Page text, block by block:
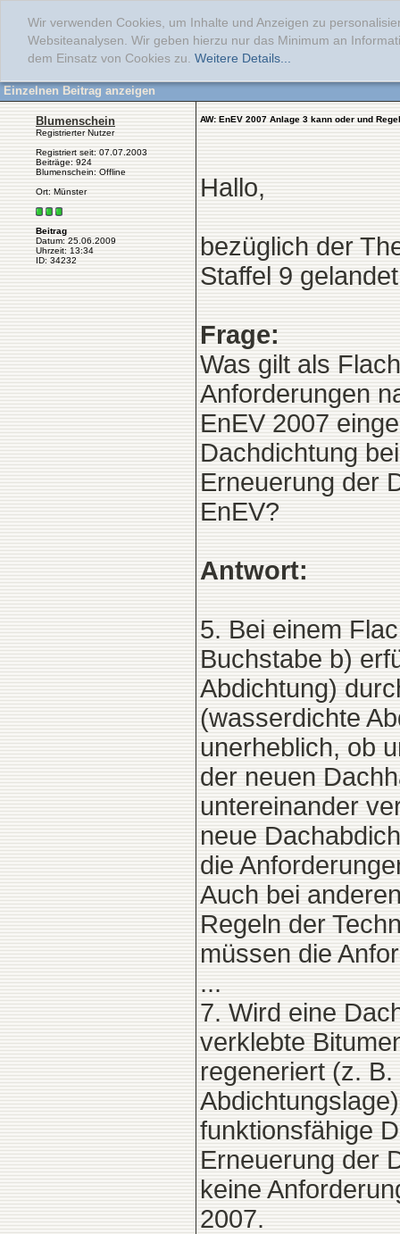
Wir verwenden Cookies, um Inhalte und Anzeigen zu
Websiteanalysen. Wir geben hierzu nur das Minimum an
dem Einsatz von Cookies zu. Weitere Details...
Einzelnen Beitrag anzeigen
Blumenschein
Registrierter Nutzer
Registriert seit: 07.07.2003
Beiträge: 924
Blumenschein: Offline
Ort: Münster
Beitrag
Datum: 25.06.2009
Uhrzeit: 13:34
ID: 34232
AW: EnEV 2007 Anlage 3 kann oder und
Hallo,
bezüglich der
Staffel 9
Frage:
Was gilt als
Anforderungen
EnEV 2007
Dachdichtung
Erneuerung der
EnEV?
Antwort:
5. Bei einem
Buchstabe b)
Abdichtung)
(wasserdichte
unerheblich, ob
der neuen
untereinander
neue
die
Auch bei
Regeln der
müssen die
...
7. Wird eine
verklebte
regeneriert (z.
funktionsfähige
Erneuerung der
keine
2007.